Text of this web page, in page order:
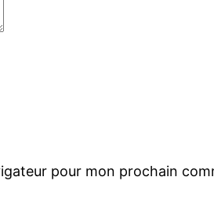
pour mon prochain